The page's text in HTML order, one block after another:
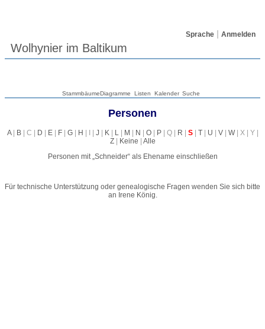
Sprache Anmelden
Wolhynier im Baltikum
StammbäumeDiagramme Listen Kalender Suche
Personen
A| B| C | D | E| F| G| H | I | J | K| L| M | N | O| P| Q | R | S| T| U | V| W| X | Y |
Z| Keine | Alle
Personen mit „Schneider“ als Ehename einschließen
Für technische Unterstützung oder genealogische Fragen wenden Sie sich bitte
an Irene König.